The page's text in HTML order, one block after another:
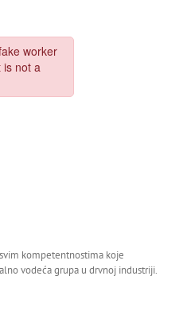
kompetentnostima koje
vodeća grupa u drvnoj industriji.